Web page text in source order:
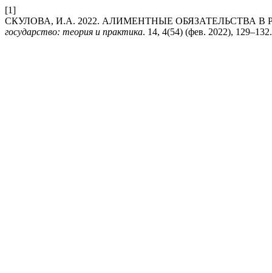
[1]
СКУЛОВА, И.А. 2022. АЛИМЕНТНЫЕ ОБЯЗАТЕЛЬСТВА
государство: теория и практика. 14, 4(54) (фев. 2022), 129–132.